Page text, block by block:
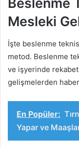
Beslenme
Mesleki
İşte beslenme
metod. Beslenme
ve işyerinde rekabet
gelişmelerden
En Popüler:
Yapar ve